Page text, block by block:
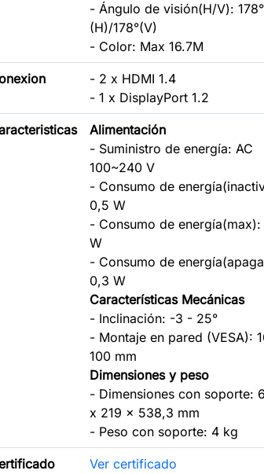
- Ángulo de visión(H/V): 178°
(H)/178°(V)
- Color: Max 16.7M
- 2 x HDMI 1.4
- 1 x DisplayPort 1.2
Alimentación
- Suministro de energía: AC
100~240 V
- Consumo de
0,5 W
- Consumo de
W
- Consumo de
0,3 W
Características Mecánicas
- Inclinación: -3 - 25°
- Montaje en pared (VESA):
100 mm
Dimensiones y peso
- Dimensiones con soporte:
x 219 x 538,3 mm
- Peso con soporte: 4 kg
Ver certificado